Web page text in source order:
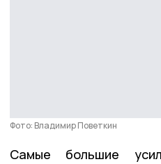
Фото: Владимир Поветкин
Самые большие